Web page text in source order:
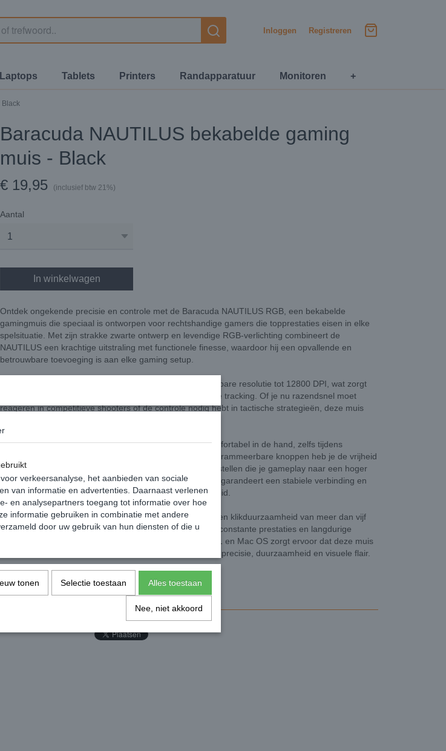
Inloggen Registreren
Laptops Tablets Printers Randapparatuur Monitoren +
Black
Baracuda NAUTILUS bekabelde gaming
muis - Black
€ 19,95 (inclusief btw 21%)
Aantal
In winkelwagen
Ontdek ongekende precisie en controle met de Baracuda NAUTILUS RGB, een bekabelde
gamingmuis die speciaal is ontworpen voor rechtshandige gamers die topprestaties eisen in elke
spelsituatie. Met zijn strakke zwarte ontwerp en levendige RGB-verlichting combineert de
NAUTILUS een krachtige uitstraling met functionele finesse, waardoor hij een opvallende en
betrouwbare toevoeging is aan elke gaming setup.
De geavanceerde optische sensor ondersteunt een instelbare resolutie tot 12800 DPI, wat zorgt
voor snelle, vloeiende bewegingen en uiterst nauwkeurige tracking. Of je nu razendsnel moet
reageren in competitieve shooters of de controle nodig hebt in tactische strategieën, deze muis
Dankzij het ergonomische ontwerp ligt de NAUTILUS comfortabel in de hand, zelfs tijdens
intensieve en langdurige sessies. Met zeven volledig programmeerbare knoppen heb je de vrijheid
om macro’s, sneltoetsen en complexe commando’s in te stellen die je gameplay naar een hoger
niveau tillen. De 1,5 meter lange gevlochten USB-A kabel garandeert een stabiele verbinding en
langdurige flexibiliteit zonder in te leveren op duurzaamheid.
Met een polling rate van 125 hertz, 12 G acceleratie en een klikduurzaamheid van meer dan vijf
miljoen handelingen levert de Baracuda NAUTILUS RGB constante prestaties en langdurige
betrouwbaarheid. Compatibiliteit met Windows 7, 8, 10, 11 en Mac OS zorgt ervoor dat deze muis
breed inzetbaar is voor elke gamer die waarde hecht aan precisie, duurzaamheid en visuele flair.
Specificaties
verkeersanalyse, het aanbieden van sociale
van informatie en advertenties. Daarnaast verlenen
en analysepartners toegang tot informatie over hoe
informatie gebruiken in combinatie met andere
door uw gebruik van hun diensten of die u
tonen Selectie toestaan Alles toestaan
Nee, niet akkoord